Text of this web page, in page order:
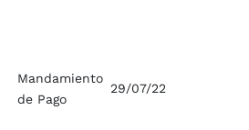
Mandamiento
de Pago
29/07/22